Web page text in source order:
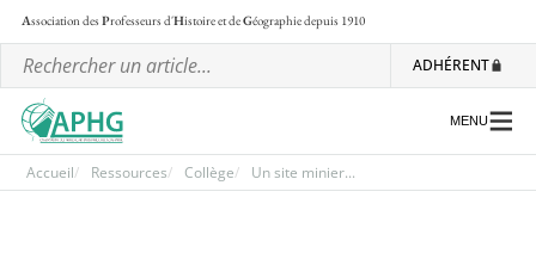
Association desProfesseurs d'Histoire et deGéographiedepuis 1910
ADHÉRENT
MENU
Accueil Ressources Collège Un site minier...